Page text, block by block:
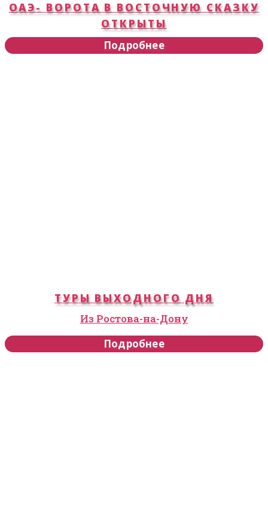
ОАЭ- ВОРОТА В ВОСТОЧНУЮ СКАЗКУ
ОТКРЫТЫ
Подробнее
ТУРЫ ВЫХОДНОГО ДНЯ
Из Ростова-на-Дону
Подробнее